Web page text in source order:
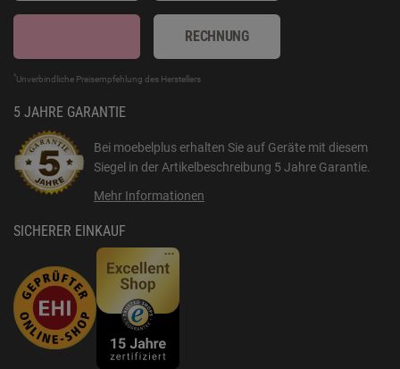
RECHNUNG
*Unverbindliche Preisempfehlung des Herstellers
5 JAHRE GARANTIE
Bei moebelplus erhalten Sie auf Geräte mit diesem
Siegel in der Artikelbeschreibung 5 Jahre Garantie.
Mehr Informationen
SICHERER EINKAUF